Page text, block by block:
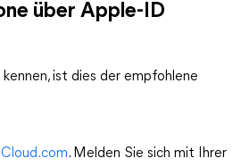
über Apple-ID
ist dies der empfohlene
. Melden Sie sich mit Ihrer